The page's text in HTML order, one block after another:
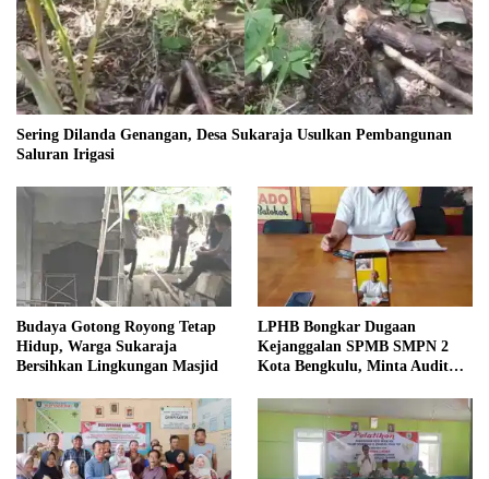
Sering Dilanda Genangan, Desa Sukaraja Usulkan Pembangunan
Saluran Irigasi
Budaya Gotong Royong Tetap
Hidup, Warga Sukaraja
Bersihkan Lingkungan Masjid
LPHB Bongkar Dugaan
Kejanggalan SPMB SMPN 2
Kota Bengkulu, Minta Audit